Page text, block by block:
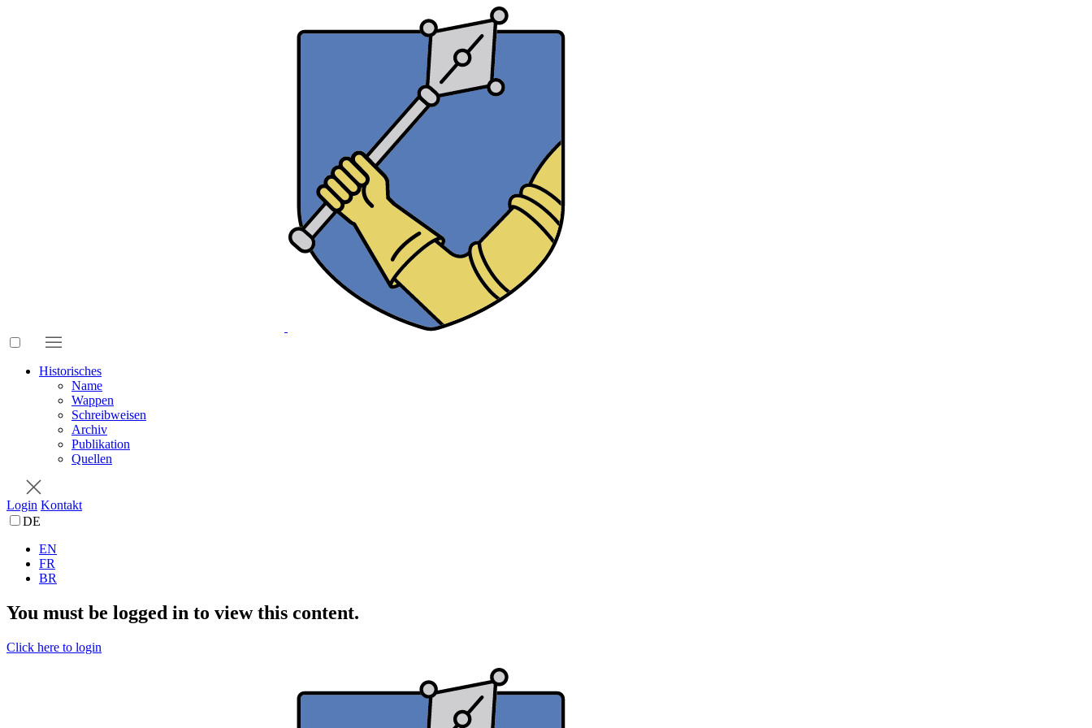
Historisches
Name
Wappen
Schreibweisen
Archiv
Publikation
Quellen
Login Kontakt
DE
EN
FR
BR
You must be logged in to view this content.
Click here to login